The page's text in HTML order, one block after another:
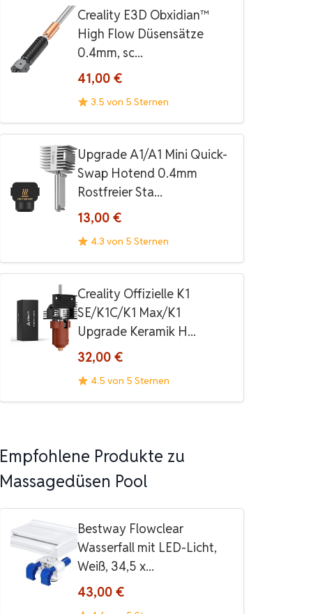
Creality E3D Obxidian™
High Flow Düsensätze
0.4mm, sc...
41,00 €
3.5 von 5 Sternen
Upgrade A1/A1 Mini Quick-
Swap Hotend 0.4mm
Rostfreier Sta...
13,00 €
4.3 von 5 Sternen
Creality Offizielle K1
SE/K1C/K1 Max/K1
Upgrade Keramik H...
32,00 €
4.5 von 5 Sternen
Empfohlene Produkte zu
Massagedüsen Pool
Bestway Flowclear
Wasserfall mit LED-Licht,
Weiß, 34,5 x...
43,00 €